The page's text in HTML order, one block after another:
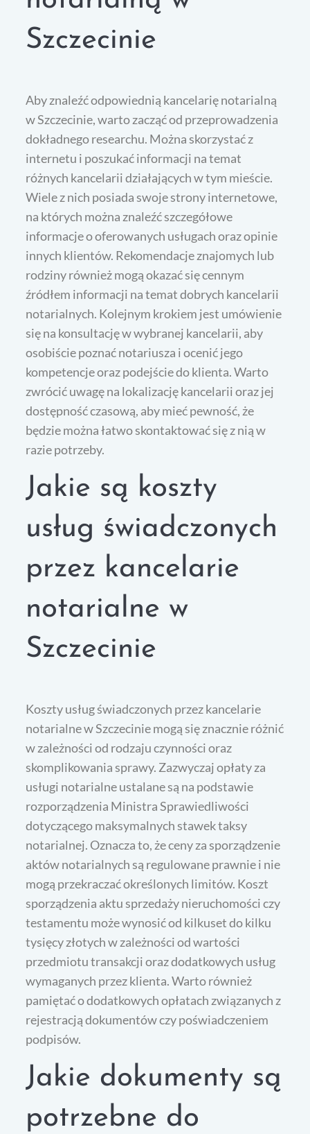
Szczecinie
Aby znaleźć odpowiednią kancelarię notarialną
w Szczecinie, warto zacząć od przeprowadzenia
dokładnego researchu. Można skorzystać z
internetu i poszukać informacji na temat
różnych kancelarii działających w tym mieście.
Wiele z nich posiada swoje strony internetowe,
na których można znaleźć szczegółowe
informacje o oferowanych usługach oraz opinie
innych klientów. Rekomendacje znajomych lub
rodziny również mogą okazać się cennym
źródłem informacji na temat dobrych kancelarii
notarialnych. Kolejnym krokiem jest umówienie
się na konsultację w wybranej kancelarii, aby
osobiście poznać notariusza i ocenić jego
kompetencje oraz podejście do klienta. Warto
zwrócić uwagę na lokalizację kancelarii oraz jej
dostępność czasową, aby mieć pewność, że
będzie można łatwo skontaktować się z nią w
razie potrzeby.
Jakie są koszty
usług świadczonych
przez kancelarie
notarialne w
Szczecinie
Koszty usług świadczonych przez kancelarie
notarialne w Szczecinie mogą się znacznie różnić
w zależności od rodzaju czynności oraz
skomplikowania sprawy. Zazwyczaj opłaty za
usługi notarialne ustalane są na podstawie
rozporządzenia Ministra Sprawiedliwości
dotyczącego maksymalnych stawek taksy
notarialnej. Oznacza to, że ceny za sporządzenie
aktów notarialnych są regulowane prawnie i nie
mogą przekraczać określonych limitów. Koszt
sporządzenia aktu sprzedaży nieruchomości czy
testamentu może wynosić od kilkuset do kilku
tysięcy złotych w zależności od wartości
przedmiotu transakcji oraz dodatkowych usług
wymaganych przez klienta. Warto również
pamiętać o dodatkowych opłatach związanych z
rejestracją dokumentów czy poświadczeniem
podpisów.
Jakie dokumenty są
potrzebne do